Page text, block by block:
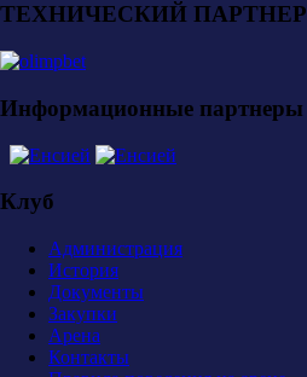
ТЕХНИЧЕСКИЙ ПАРТНЕР
Информационные партнеры
Клуб
Администрация
История
Документы
Закупки
Арена
Контакты